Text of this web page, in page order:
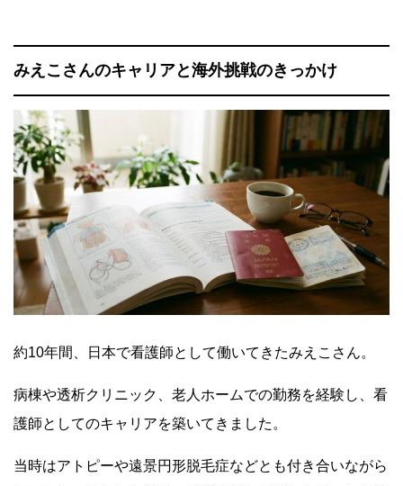
みえこさんのキャリアと海外挑戦のきっかけ
約10年間、日本で看護師として働いてきたみえこさん。
病棟や透析クリニック、老人ホームでの勤務を経験し、看
護師としてのキャリアを築いてきました。
当時はアトピーや遠景円形脱毛症などとも付き合いながら